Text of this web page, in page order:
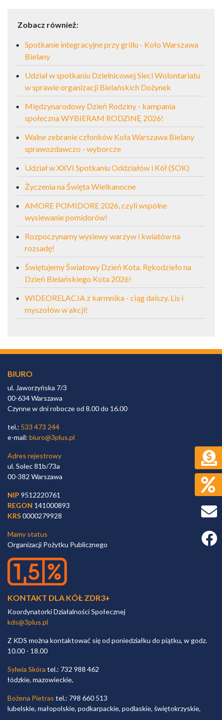
Zobacz również:
Spotkanie integracyjne przy grillu - Koło Warszawa
Bielany
Udział w spotkaniu Dzielnicowej Sieci Wolontariatu
w sprawie organizacji Bielańskich Dożynek
Międzynarodowy Dzień Rodziny - kampania
społeczna WYBIERAM RODZINĘ 2026!
Walne zebranie członków Koła Warszawa Bielany
sprawozdawczo - wyborcze
Udział w XXVI Spotkaniu Oddziałów i Kół (SOK)
Życzenia na Święta Wielkanocne
AMORE POMIDORE 2026, czyli wspólne
wysiewanie pomidorów!
Rozpoczynamy wysiewy warzyw i kwiatów na
rozsadę!
Świętujemy Światowy Dzień Kota. Rękodzieło na
Dzień Bielańskiego Kota 2026!
WIDEORELACJA z karmnika - ciąg dalszy. Lis i
myszołów w akcji!
BIURO
ul. Jaworzyńska 7/3
00-634 Warszawa
Czynne w dni robocze od 8.00 do 16.00
tel.: 533 473 244
e-mail: biuro@3plus.pl
Adres rejestrowy
ul. Solec 81b/73a
00-382 Warszawa
NIP 9512220761
REGON 141000893
KRS0000279928
Mamy status
Organizacji Pożytku Publicznego
KONTAKT DLA KÓŁ ZDR3+
Koordynatorki Działalności Społecznej
kds@3plus.pl
Z KDS można kontaktować się od poniedziałku do piątku, w godz.
10.00 - 18.00
Sylwia Skóra tel.: 732 988 462
łódzkie, mazowieckie,
Bożena Pietras tel.: 798 660 513
lubelskie, małopolskie, podkarpackie, podlaskie, świętokrzyskie,